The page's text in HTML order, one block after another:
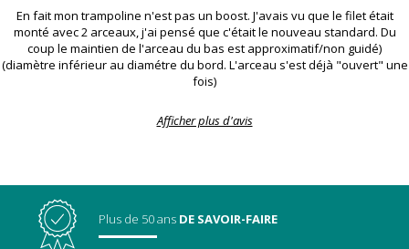
En fait mon trampoline n'est pas un boost. J'avais vu que le filet était
monté avec 2 arceaux, j'ai pensé que c'était le nouveau standard. Du
coup le maintien de l'arceau du bas est approximatif/non guidé)
(diamètre inférieur au diamétre du bord. L'arceau s'est déjà "ouvert" une
fois)
Afficher plus d'avis
Plus de 50 ans DE SAVOIR-FAIRE